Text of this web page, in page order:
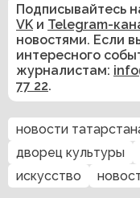
Подписывайтесь
VK и Telegram-
новостями. Если
интересного
журналистам:
77 22.
новости
дворец культуры
искусство